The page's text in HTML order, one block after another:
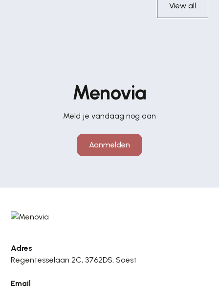
View all
Menovia
Meld je vandaag nog aan
Aanmelden
Adres
Regentesselaan 2C, 3762DS, Soest
Email